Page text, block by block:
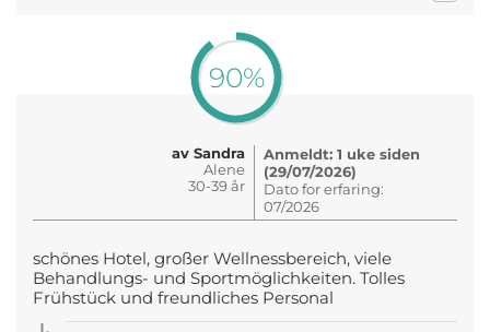
90%
av Sandra
Alene
30-39 år
Anmeldt: 1 uke siden
(29/07/2026)
Dato for erfaring:
07/2026
schönes Hotel, großer Wellnessbereich, viele
Behandlungs- und Sportmöglichkeiten. Tolles
Frühstück und freundliches Personal